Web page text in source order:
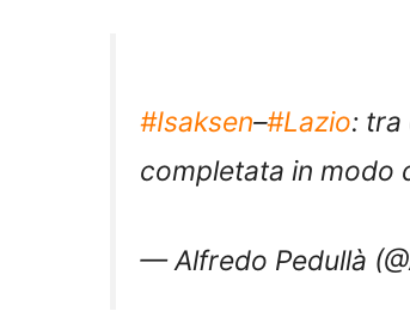
#Isaksen–#Lazio: tra
completata in modo
— Alfredo Pedullà